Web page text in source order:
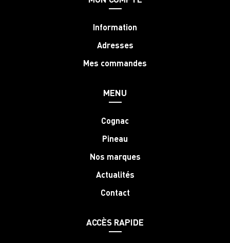
Information
Adresses
Mes commandes
MENU
Cognac
Pineau
Nos marques
Actualités
Contact
ACCÈS RAPIDE